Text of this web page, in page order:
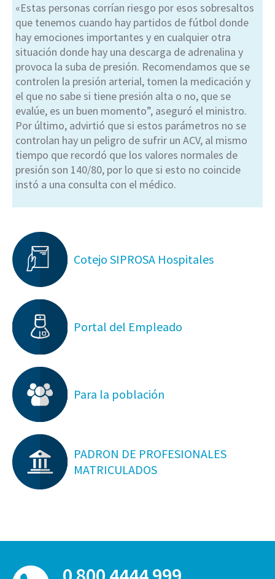
«Estas personas corrían riesgo por esos sobresaltos
que tenemos cuando hay partidos de fútbol donde
hay emociones importantes y en cualquier otra
situación donde hay una descarga de adrenalina y
provoca la suba de presión. Recomendamos que se
controlen la presión arterial, tomen la medicación y
el que no sabe si tiene presión alta o no, que se
evalúe, es un buen momento”, aseguró el ministro.
Por último, advirtió que si estos parámetros no se
controlan hay un peligro de sufrir un ACV, al mismo
tiempo que recordó que los valores normales de
presión son 140/80, por lo que si esto no coincide
instó a una consulta con el médico.
Cotejo SIPROSA Hospitales
Portal del Empleado
Para la población
PADRON DE PROFESIONALES
MATRICULADOS